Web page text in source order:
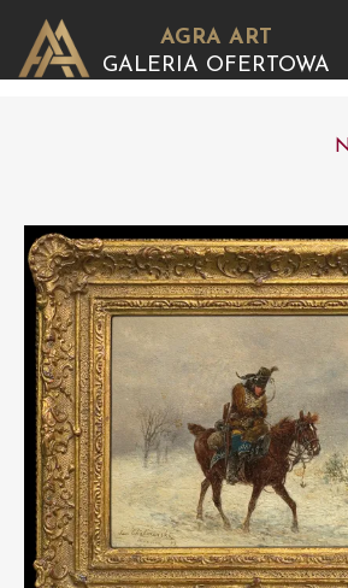
AGRA ART
GALERIA OFERTOWA